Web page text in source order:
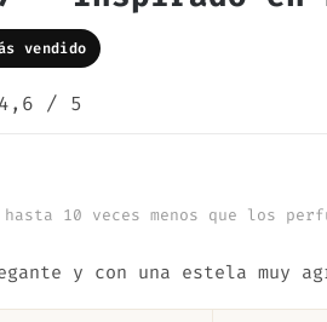
vendido
4,6 / 5
hasta 10 veces menos que los
y con una estela muy